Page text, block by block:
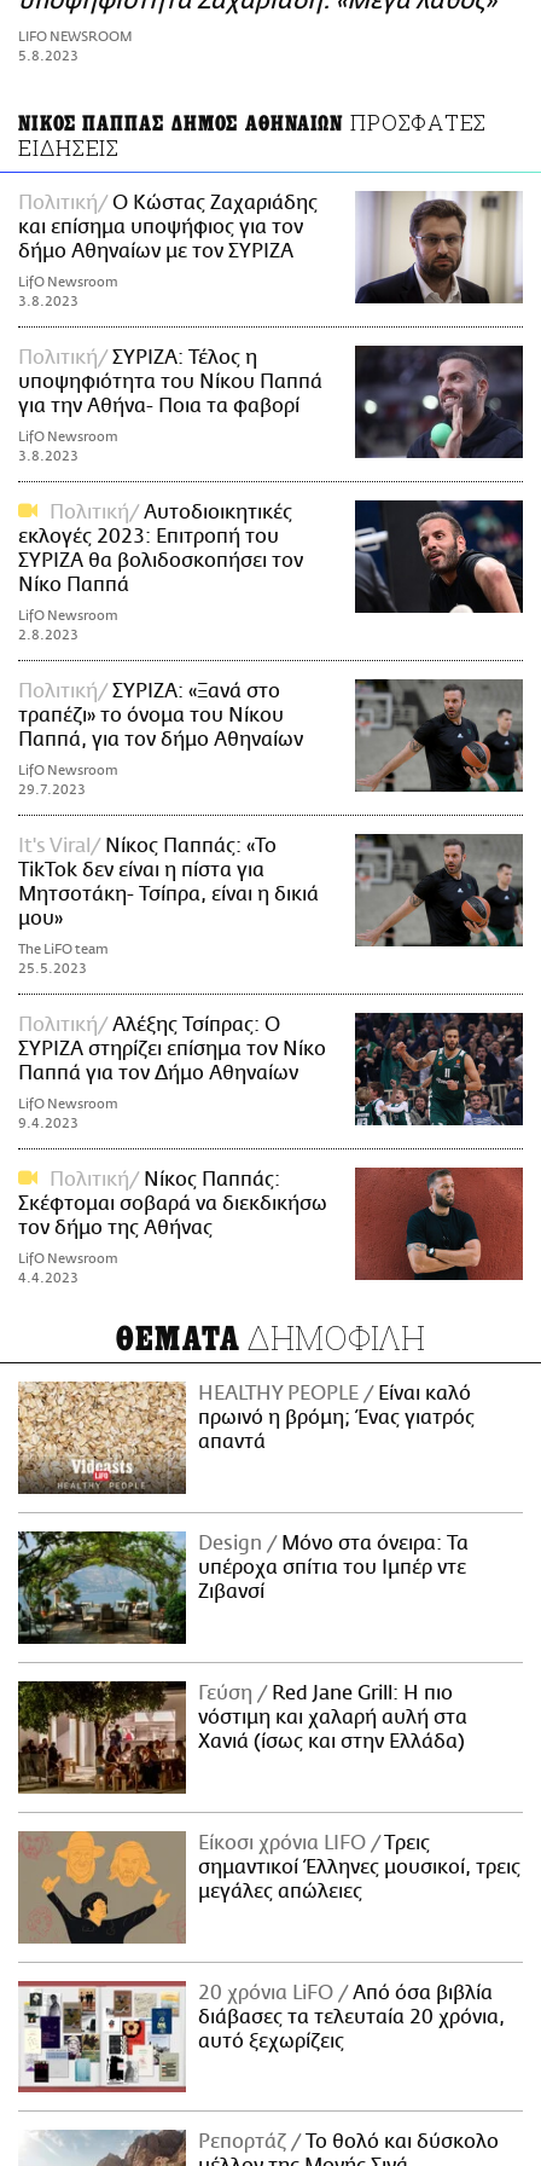
ΑΜΠΑ
PRINT
LIFO NEWSROOM
5.8.2023
ΝΙΚΟΣ ΠΑΠΠΑΣ ΔΗΜΟΣ ΑΘΗΝΑΙΩΝ ΠΡΟΣΦΑΤΕΣ
ΕΙΔΗΣΕΙΣ
Πολιτική
Ο Κώστας Ζαχαριάδης
και επίσημα υποψήφιος για τον
δήμο Αθηναίων με τον ΣΥΡΙΖΑ
LifO Newsroom
3.8.2023
Πολιτική
ΣΥΡΙΖΑ: Τέλος η
υποψηφιότητα του Νίκου Παππά
για την Αθήνα- Ποια τα φαβορί
LifO Newsroom
3.8.2023
Πολιτική
Αυτοδιοικητικές
εκλογές 2023: Επιτροπή του
ΣΥΡΙΖΑ θα βολιδοσκοπήσει τον
Νίκο Παππά
LifO Newsroom
2.8.2023
Πολιτική
ΣΥΡΙΖΑ: «Ξανά στο
τραπέζι» το όνομα του Νίκου
Παππά, για τον δήμο Αθηναίων
LifO Newsroom
29.7.2023
It's Viral
Νίκος Παππάς: «Το
TikTok δεν είναι η πίστα για
Μητσοτάκη- Τσίπρα, είναι η δικιά
μου»
The LiFO team
25.5.2023
Πολιτική
Αλέξης Τσίπρας: Ο
ΣΥΡΙΖΑ στηρίζει επίσημα τον Νίκο
Παππά για τον Δήμο Αθηναίων
LifO Newsroom
9.4.2023
Πολιτική
Νίκος Παππάς:
Σκέφτομαι σοβαρά να διεκδικήσω
τον δήμο της Αθήνας
LifO Newsroom
4.4.2023
ΘΕΜΑΤΑ ΔΗΜΟΦΙΛΗ
HEALTHY PEOPLE
Είναι καλό
πρωινό η βρόμη; Ένας γιατρός
απαντά
Design
Μόνο στα όνειρα: Τα
υπέροχα σπίτια του Ιμπέρ ντε
Ζιβανσί
Γεύση
Red Jane Grill: Η πιο
νόστιμη και χαλαρή αυλή στα
Χανιά (ίσως και στην Ελλάδα)
Είκοσι χρόνια LIFO
Tρεις
σημαντικοί Έλληνες μουσικοί, τρεις
μεγάλες απώλειες
20 χρόνια LiFO
Από όσα βιβλία
διάβασες τα τελευταία 20 χρόνια,
αυτό ξεχωρίζεις
Ρεπορτάζ
Το θολό και δύσκολο